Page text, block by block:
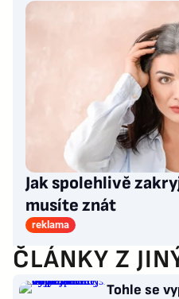
Jak spolehlivě
musíte znát
reklama
ČLÁNKY Z
Tohle se